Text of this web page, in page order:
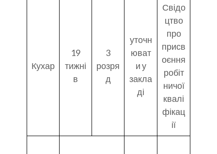
Кухар
19
тижні
в
3
розря
д
уточн
юват
и у
закла
ді
Свідо
цтво
про
присв
оєння
робіт
ничої
квалі
фікац
ії